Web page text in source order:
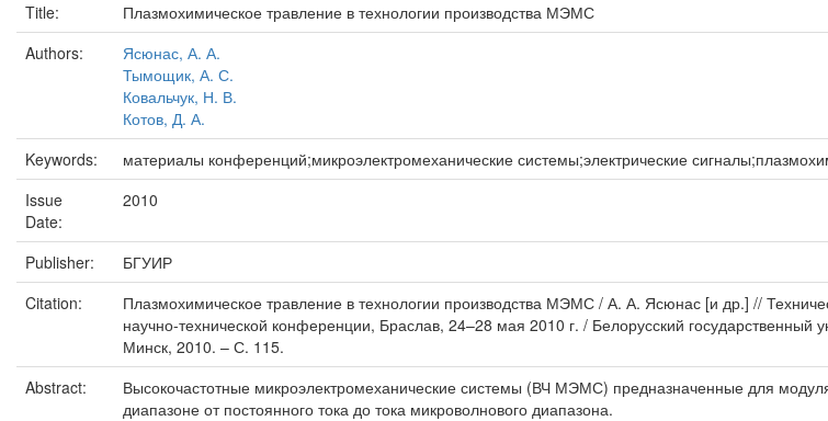
Title:
Плазмохимическое травление в технологии производства МЭМС
Authors:
Ясюнас, А. А.
Тымощик, А. С.
Ковальчук, Н. В.
Котов, Д. А.
Keywords:
материалы конференций;микроэлектромеханические системы;электрические
Issue
Date:
2010
Publisher:
БГУИР
Citation:
Плазмохимическое травление в технологии производства МЭМС / А. А. Ясюнас [и др.] //
научно-технической конференции, Браслав, 24–28 мая 2010 г. / Белорусский
Минск, 2010. – С. 115.
Abstract:
Высокочастотные микроэлектромеханические системы (ВЧ МЭМС) предназначенные для
диапазоне от постоянного тока до тока микроволнового диапазона.